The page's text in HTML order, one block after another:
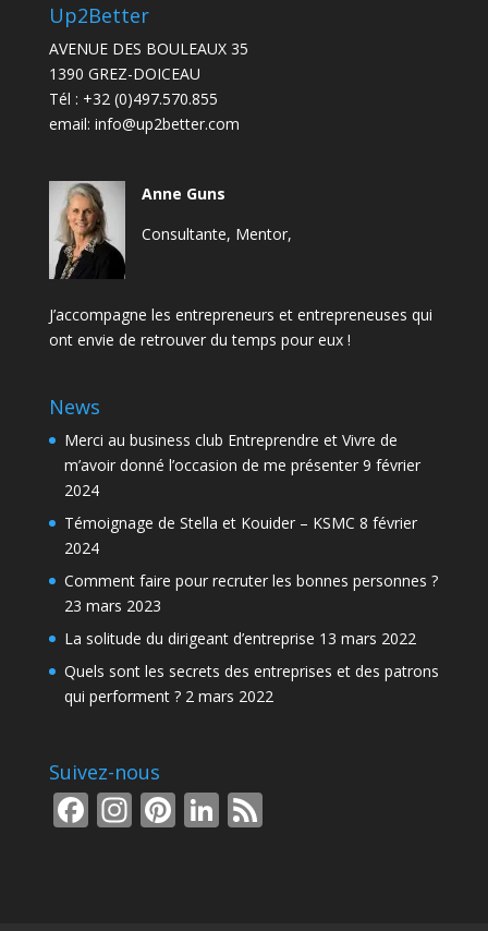
Up2Better
AVENUE DES BOULEAUX 35
1390 GREZ-DOICEAU
Tél : +32 (0)497.570.855
email: info@up2better.com
Anne Guns
Consultante, Mentor,
J’accompagne les entrepreneurs et entrepreneuses qui
ont envie de retrouver du temps pour eux !
News
Merci au business club Entreprendre et Vivre de
m’avoir donné l’occasion de me présenter 9 février
2024
Témoignage de Stella et Kouider – KSMC 8 février
2024
Comment faire pour recruter les bonnes personnes ?
23 mars 2023
La solitude du dirigeant d’entreprise 13 mars 2022
Quels sont les secrets des entreprises et des patrons
qui performent ? 2 mars 2022
Suivez-nous
F In Pi Li F